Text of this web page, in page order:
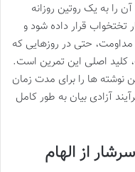
را به یک روتین روزانه
قرار داده شود و
حتی در روزهایی که
اصلی این تمرین است.
نوشته ها را برای مدت زمان
آزادی بیان به طور کامل